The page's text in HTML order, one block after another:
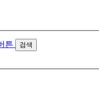
검색